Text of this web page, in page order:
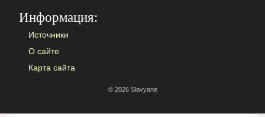
Информация:
Источники
О сайте
Карта сайта
© 2026 Slavyane